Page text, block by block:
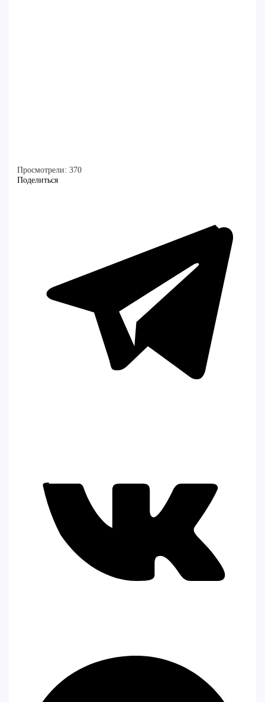
Просмотрели: 370
Поделиться